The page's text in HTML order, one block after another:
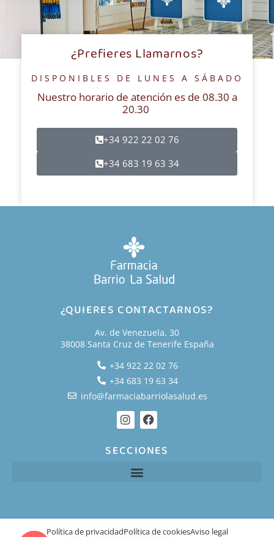
¿Prefieres Llamarnos?
DISPONIBLES DE LUNES A SÁBADO
Nuestro horario de atención es de 08.30 a
20.30
+34 922 22 02 76
+34 683 19 63 34
¿QUIERES CONTACTARNOS?
Av. de Venezuela, 30
38008 Santa Cruz de Tenerife España
+34 922 22 02 76
+34 683 19 63 34
info@farmaciabarriolasalud.es
SECCIONES
Política de privacidadPolítica de cookiesAviso legal